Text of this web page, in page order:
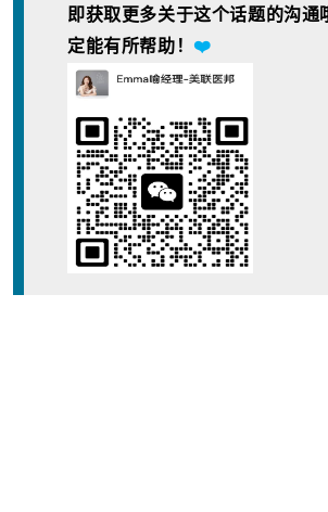
即获取更多关于这个话题的沟通
定能有所帮助！❤️